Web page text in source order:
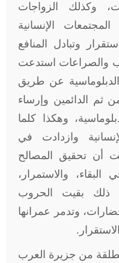
وكذلك الزواجات
الإنسانية
وتبادل المنافع
والصراعات استدعت
عن طريق
ثم الدائمين وإرساء
وهكذا كلما
وازدادت في
أن تحقيق المصالح
والاستمرار،
ذلك بقيت الحروب
وتدمر عمرانها
من جزيرة العرب